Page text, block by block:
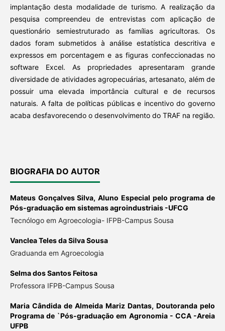
implantação desta modalidade de turismo. A realização da
pesquisa compreendeu de entrevistas com aplicação de
questionário semiestruturado as famílias agricultoras. Os
dados foram submetidos à análise estatística descritiva e
expressos em porcentagem e as figuras confeccionadas no
software Excel. As propriedades apresentaram grande
diversidade de atividades agropecuárias, artesanato, além de
possuir uma elevada importância cultural e de recursos
naturais. A falta de políticas públicas e incentivo do governo
acaba desfavorecendo o desenvolvimento do TRAF na região.
BIOGRAFIA DO AUTOR
Mateus Gonçalves Silva,Aluno Especial pelo programa de
Pós-graduação em sistemas agroindustriais -UFCG
Tecnólogo em Agroecologia- IFPB-Campus Sousa
Vanclea Teles da Silva Sousa
Graduanda em Agroecologia
Selma dos Santos Feitosa
Professora IFPB-Campus Sousa
Maria Cândida de Almeida Mariz Dantas,Doutoranda pelo
Programa de `Pós-graduação em Agronomia - CCA -Areia
UFPB